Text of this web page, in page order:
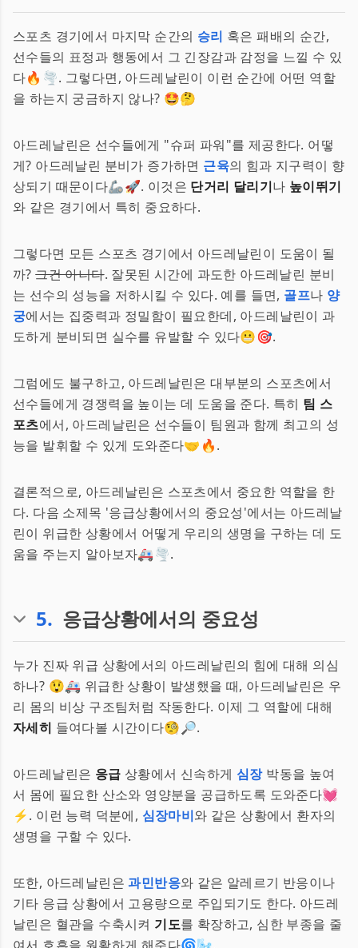
스포츠 경기에서 마지막 순간의 승리 혹은 패배의 순간,
선수들의 표정과 행동에서 그 긴장감과 감정을 느낄 수 있
다🔥🌪️. 그렇다면, 아드레날린이 이런 순간에 어떤 역할
을 하는지 궁금하지 않나? 🤩🤔
아드레날린은 선수들에게 "슈퍼 파워"를 제공한다. 어떻
게? 아드레날린 분비가 증가하면 근육의 힘과 지구력이 향
상되기 때문이다🦾🚀. 이것은 단거리 달리기나 높이뛰기
와 같은 경기에서 특히 중요하다.
그렇다면 모든 스포츠 경기에서 아드레날린이 도움이 될
까?그건 아니다. 잘못된 시간에 과도한 아드레날린 분비
는 선수의 성능을 저하시킬 수 있다. 예를 들면, 골프나 양
궁에서는 집중력과 정밀함이 필요한데, 아드레날린이 과
도하게 분비되면 실수를 유발할 수 있다😬🎯.
그럼에도 불구하고, 아드레날린은 대부분의 스포츠에서
선수들에게 경쟁력을 높이는 데 도움을 준다. 특히 팀 스
포츠에서, 아드레날린은 선수들이 팀원과 함께 최고의 성
능을 발휘할 수 있게 도와준다🤝🔥.
결론적으로, 아드레날린은 스포츠에서 중요한 역할을 한
다. 다음 소제목 '응급상황에서의 중요성'에서는 아드레날
린이 위급한 상황에서 어떻게 우리의 생명을 구하는 데 도
움을 주는지 알아보자🚑🌪️.
5. 응급상황에서의 중요성
누가 진짜 위급 상황에서의 아드레날린의 힘에 대해 의심
하나? 😲🚑 위급한 상황이 발생했을 때, 아드레날린은 우
리 몸의 비상 구조팀처럼 작동한다. 이제 그 역할에 대해
자세히 들여다볼 시간이다🧐🔎.
아드레날린은 응급 상황에서 신속하게 심장박동을 높여
서 몸에 필요한 산소와 영양분을 공급하도록 도와준다💓
⚡. 이런 능력 덕분에, 심장마비와 같은 상황에서 환자의
생명을 구할 수 있다.
또한, 아드레날린은과민반응와 같은 알레르기 반응이나
기타 응급 상황에서 고용량으로 주입되기도 한다. 아드레
날린은 혈관을 수축시켜 기도를 확장하고, 심한 부종을 줄